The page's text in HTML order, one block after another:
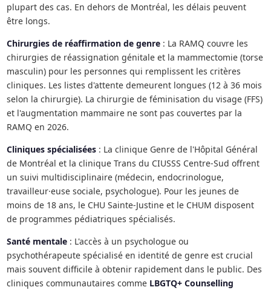
plupart des cas. En dehors de Montréal, les délais peuvent
être longs.
Chirurgies de réaffirmation de genre : La RAMQ couvre les
chirurgies de réassignation génitale et la mammectomie (torse
masculin) pour les personnes qui remplissent les critères
cliniques. Les listes d'attente demeurent longues (12 à 36 mois
selon la chirurgie). La chirurgie de féminisation du visage (FFS)
et l'augmentation mammaire ne sont pas couvertes par la
RAMQ en 2026.
Cliniques spécialisées : La clinique Genre de l'Hôpital Général
de Montréal et la clinique Trans du CIUSSS Centre-Sud offrent
un suivi multidisciplinaire (médecin, endocrinologue,
travailleur·euse sociale, psychologue). Pour les jeunes de
moins de 18 ans, le CHU Sainte-Justine et le CHUM disposent
de programmes pédiatriques spécialisés.
Santé mentale : L'accès à un psychologue ou
psychothérapeute spécialisé en identité de genre est crucial
mais souvent difficile à obtenir rapidement dans le public. Des
cliniques communautaires comme LBGTQ+ Counselling